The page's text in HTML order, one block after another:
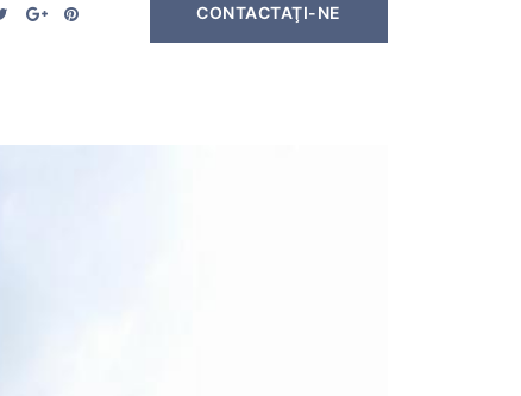
CONTACTAŢI-NE